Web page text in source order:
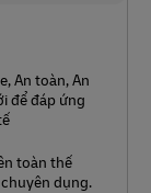
An toàn, An
để đáp ứng
toàn thế
dụng.